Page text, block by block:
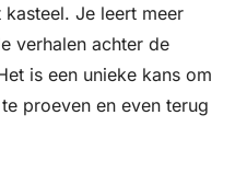
Je leert meer
verhalen achter de
is een unieke kans om
proeven en even terug